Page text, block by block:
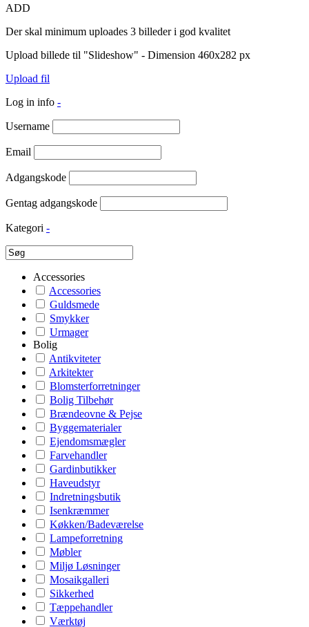
ADD
Der skal minimum uploades 3 billeder i god kvalitet
Upload billede til "Slideshow" - Dimension 460x282 px
Upload fil
Log in info -
Username
Email
Adgangskode
Gentag adgangskode
Kategori -
Accessories
Accessories
Guldsmede
Smykker
Urmager
Bolig
Antikviteter
Arkitekter
Blomsterforretninger
Bolig Tilbehør
Brændeovne & Pejse
Byggematerialer
Ejendomsmægler
Farvehandler
Gardinbutikker
Haveudstyr
Indretningsbutik
Isenkræmmer
Køkken/Badeværelse
Lampeforretning
Møbler
Miljø Løsninger
Mosaikgalleri
Sikkerhed
Tæppehandler
Værktøj